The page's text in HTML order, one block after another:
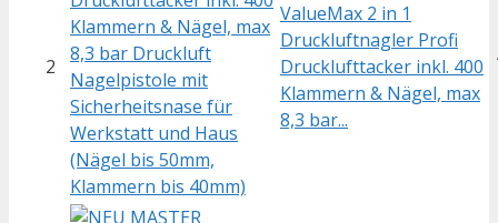
2
ValueMax 2 in 1
Druckluftnagler Profi
Drucklufttacker inkl. 400
Klammern & Nägel, max
8,3 bar...